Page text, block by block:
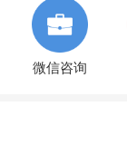
微信咨询